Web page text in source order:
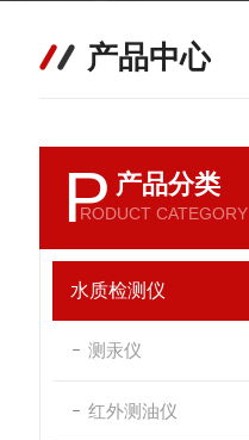
产品中心
P 产品分类
RODUCT CATEGORY
水质检测仪
测汞仪
红外测油仪